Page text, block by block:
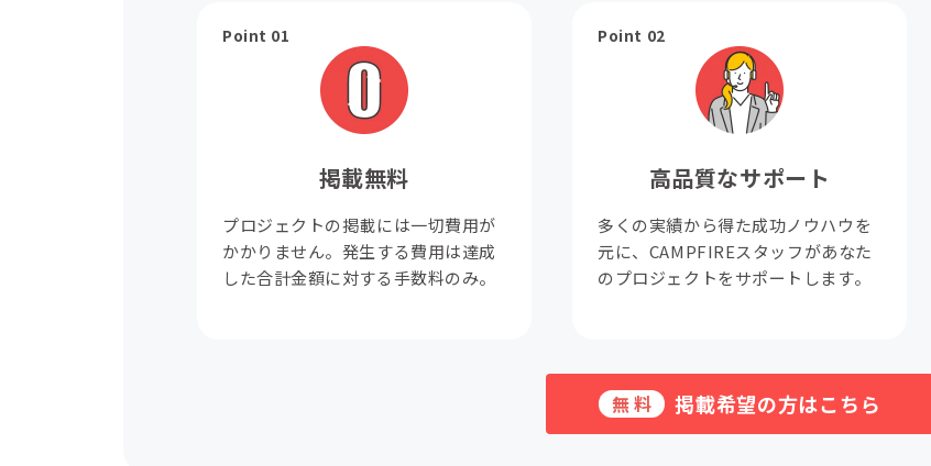
Point 01
掲載無料
プロジェクトの掲載には一切費用が
かかりません。発生する費用は達成
した合計金額に対する手数料のみ。
Point 02
高品質なサポート
多くの実績から得た成功ノウハウを
元に、CAMPFIREスタッフがあなた
のプロジェクトをサポートします。
無料 掲載希望の方はこちら